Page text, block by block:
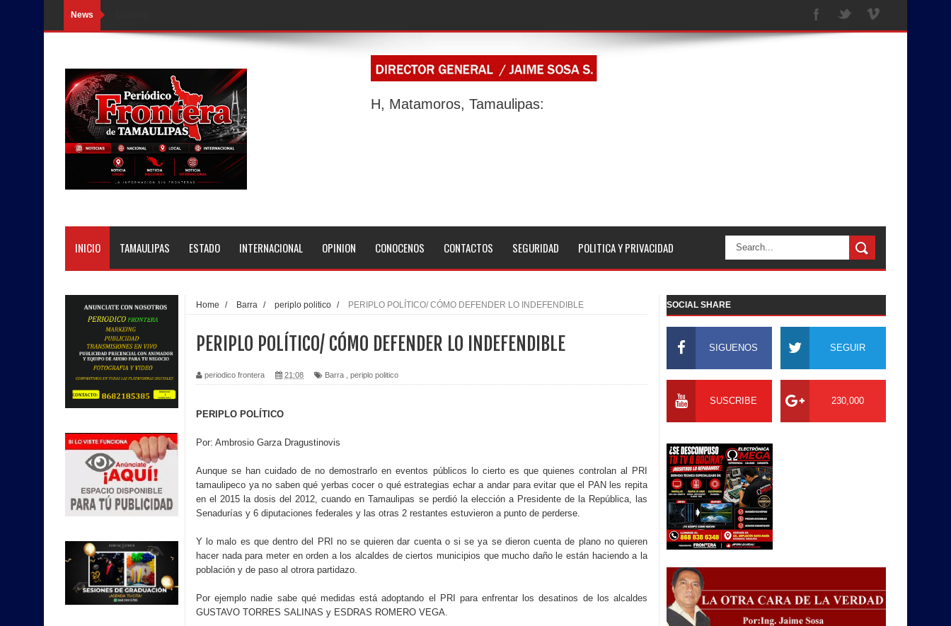
News
H, Matamoros, Tamaulipas:
INICIO TAMAULIPAS ESTADO INTERNACIONAL OPINION CONOCENOS CONTACTOS SEGURIDAD POLITICA Y PRIVACIDAD
Home / Barra / periplo politico / PERIPLO POLÍTICO/ CÓMO DEFENDER LO INDEFENDIBLE
PERIPLO POLÍTICO/ CÓMO DEFENDER LO INDEFENDIBLE
periodico frontera 21:08 Barra periplo politico
PERIPLO POLÍTICO
Por: Ambrosio Garza Dragustinovis
Aunque se han cuidado de no demostrarlo en eventos públicos lo cierto es que quienes controlan al PRI
tamaulipeco ya no saben qué yerbas cocer o qué estrategias echar a andar para evitar que el PAN les repita
en el 2015 la dosis del 2012, cuando en Tamaulipas se perdió la elección a Presidente de la República, las
Senadurías y 6 diputaciones federales y las otras 2 restantes estuvieron a punto de perderse.
Y lo malo es que dentro del PRI no se quieren dar cuenta o si se ya se dieron cuenta de plano no quieren
hacer nada para meter en orden a los alcaldes de ciertos municipios que mucho daño le están haciendo a la
población y de paso al otrora partidazo.
Por ejemplo nadie sabe qué medidas está adoptando el PRI para enfrentar los desatinos de los alcaldes
GUSTAVO TORRES SALINAS y ESDRAS ROMERO VEGA.
SOCIAL SHARE
SIGUENOS SEGUIR
SUSCRIBE 230,000